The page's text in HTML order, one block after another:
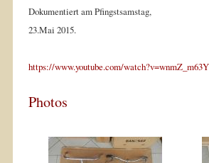
Dokumentiert am Pfingstsamstag,
23.Mai 2015.
https://www.youtube.com/
Photos